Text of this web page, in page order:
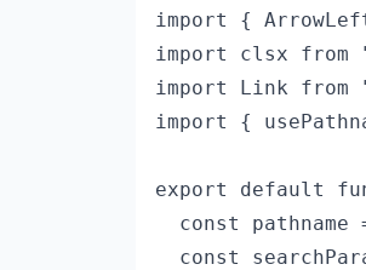
import {
import clsx from
import Link
import {
export default
const pathname
const